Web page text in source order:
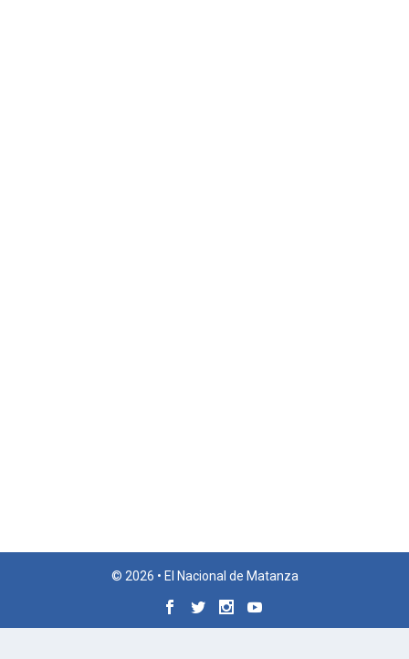
© 2026 • El Nacional de Matanza